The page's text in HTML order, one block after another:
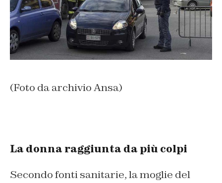
(Foto da archivio Ansa)
La donna raggiunta da più colpi
Secondo fonti sanitarie, la moglie del